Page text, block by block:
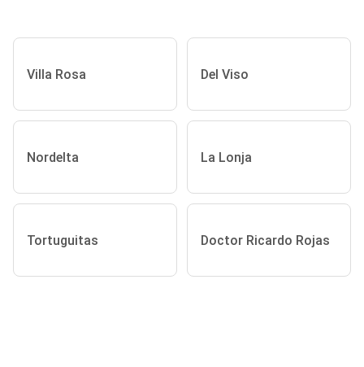
Villa Rosa Del Viso
Nordelta La Lonja
Tortuguitas Doctor Ricardo Rojas